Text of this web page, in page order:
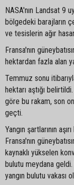
NASA'nın Landsat 9
bölgedeki barajların
ve tesislerin ağır
Fransa'nın
hektardan fazla alan
Temmuz sonu
hektarı aştığı
göre bu rakam, son
geçti.
Yangın şartlarının
Fransa'nın
kaynaklı yükselen
bulutu meydana
yangın bulutu vakası